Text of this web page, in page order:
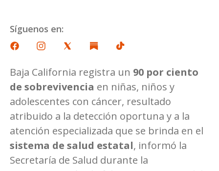
Síguenos en:
Baja California registra un 90 por ciento
de sobrevivencia en niñas, niños y
adolescentes con cáncer, resultado
atribuido a la detección oportuna y a la
atención especializada que se brinda en el
sistema de salud estatal, informó la
Secretaría de Salud durante la